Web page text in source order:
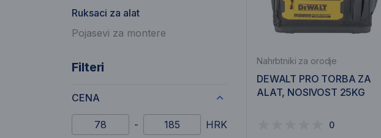
Ruksaci za alat
Pojasevi za montere
Filteri
CENA
Minimalni iznos- Maksimalni iznos
HRK
Nahrbtniki za orodje
DEWALT PRO TORBA ZA
ALAT, NOSIVOST 25KG
0